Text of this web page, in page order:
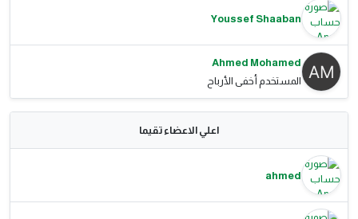
Youssef Shaaban
Ahmed Mohamed
المستخدم أخفى الأرباح
اعلي الاعضاء تقيما
ahmed